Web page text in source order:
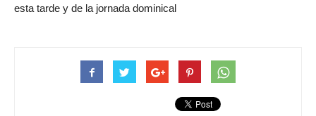
esta tarde y de la jornada dominical